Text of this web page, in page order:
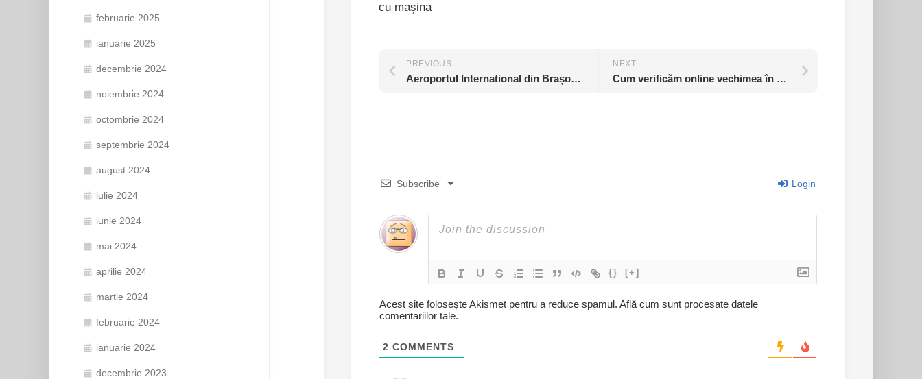
februarie 2025
ianuarie 2025
decembrie 2024
noiembrie 2024
octombrie 2024
septembrie 2024
august 2024
iulie 2024
iunie 2024
mai 2024
aprilie 2024
martie 2024
februarie 2024
ianuarie 2024
decembrie 2023
cu mașina
NEXT
Cum verificăm online vechimea în câmpul muncii
PREVIOUS
Aeroportul International din Brașov va fi sortit eșecului?
Subscribe Login
{} [+]
Acest site folosește Akismet pentru a reduce spamul. Află cum sunt procesate datele
comentariilor tale.
2 COMMENTS